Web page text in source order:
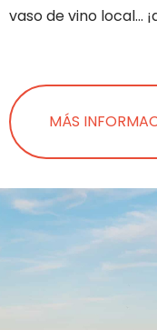
vaso de vino local…
MÁS